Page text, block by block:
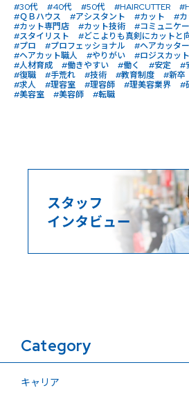
#30代 #40代 #50代 #HAIRCUTTER
#ＱＢハウス
#アシスタント #カット
#カ
#カット専門店
#カット技術 #コミュニケ
#スタイリスト
#どこよりも真剣にカットと
#プロ
#プロフェッショナル #ヘアカッター
#ヘアカット職人
#やりがい #ロジスカット
#人材育成
#働きやすい #働く #安定 #
#復職
#手荒れ #技術 #教育制度 #新卒
#求人
#理容室 #理容師 #理美容業界 #
#美容室
#美容師 #転職
Category
キャリア